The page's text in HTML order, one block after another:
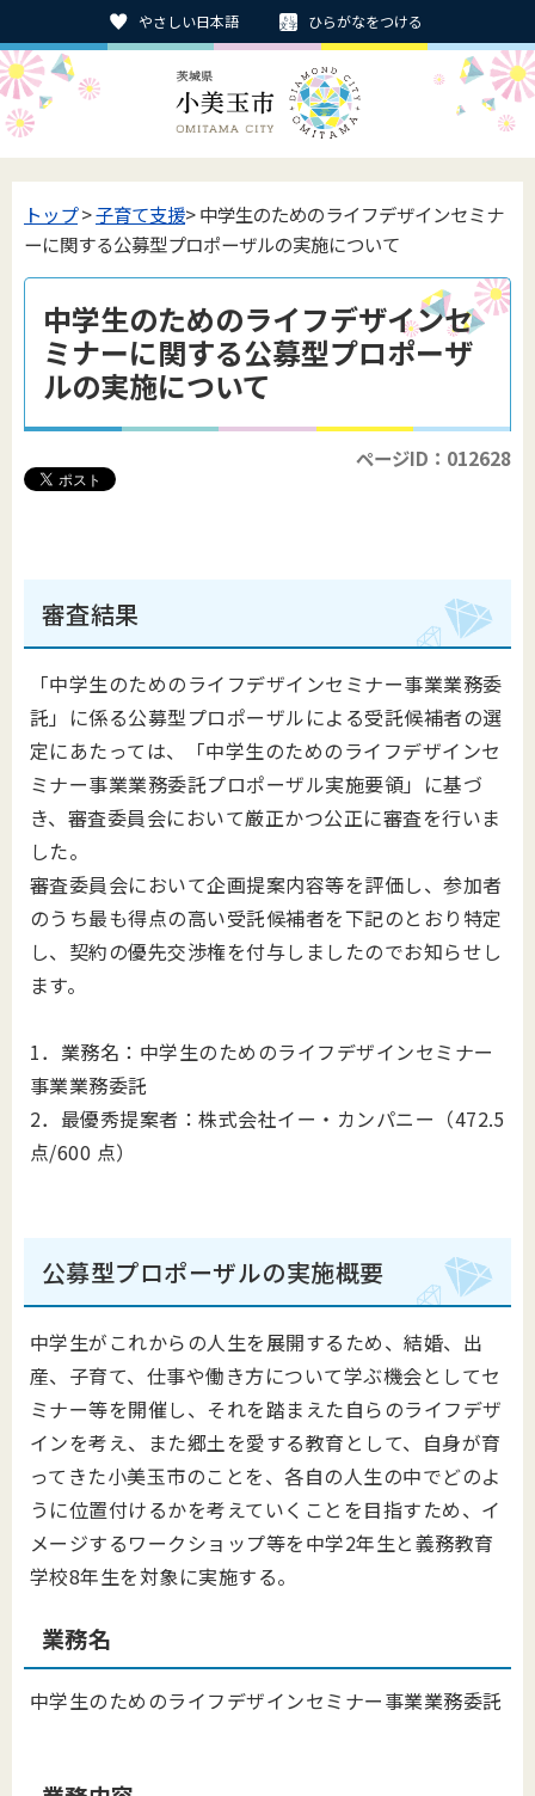
やさしい日本語 ひらがなをつける
トップ>子育て支援> 中学生のためのライフデザインセミナ
ーに関する公募型プロポーザルの実施について
中学生のためのライフデザインセ
ミナーに関する公募型プロポーザ
ルの実施について
ページID：012628
審査結果
「中学生のためのライフデザインセミナー事業業務委
託」に係る公募型プロポーザルによる受託候補者の選
定にあたっては、「中学生のためのライフデザインセ
ミナー事業業務委託プロポーザル実施要領」に基づ
き、審査委員会において厳正かつ公正に審査を行いま
した。
審査委員会において企画提案内容等を評価し、参加者
のうち最も得点の高い受託候補者を下記のとおり特定
し、契約の優先交渉権を付与しましたのでお知らせし
ます。
1．業務名：中学生のためのライフデザインセミナー
事業業務委託
2．最優秀提案者：株式会社イー・カンパニー（472.5
点/600 点）
公募型プロポーザルの実施概要
中学生がこれからの人生を展開するため、結婚、出
産、子育て、仕事や働き方について学ぶ機会としてセ
ミナー等を開催し、それを踏まえた自らのライフデザ
インを考え、また郷土を愛する教育として、自身が育
ってきた小美玉市のことを、各自の人生の中でどのよ
うに位置付けるかを考えていくことを目指すため、イ
メージするワークショップ等を中学2年生と義務教育
学校8年生を対象に実施する。
業務名
中学生のためのライフデザインセミナー事業業務委託